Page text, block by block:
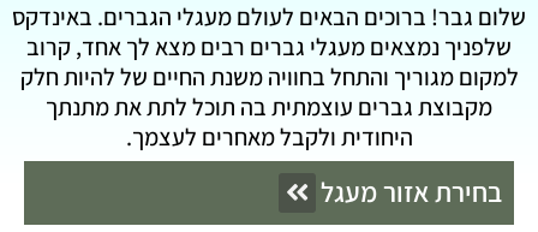
שלום גבר! ברוכים הבאים לעולם מעגלי הגברים. באינדקס
שלפניך נמצאים מעגלי גברים רבים מצא לך אחד, קרוב
למקום מגוריך והתחל בחוויה משנת החיים של להיות חלק
מקבוצת גברים עוצמתית בה תוכל לתת את מתנתך
היחודית ולקבל מאחרים לעצמך.
בחירת אזור מעגל